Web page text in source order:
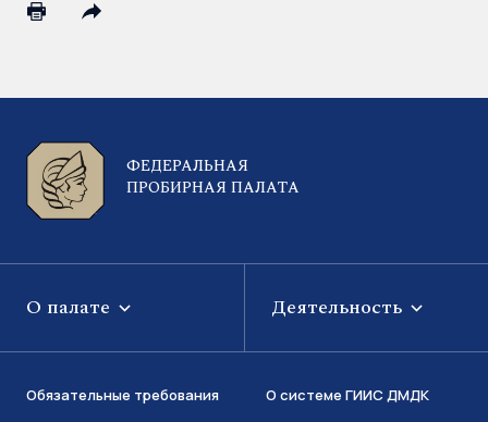
ФЕДЕРАЛЬНАЯ
ПРОБИРНАЯ ПАЛАТА
О палате Деятельность
Обязательные требования О системе ГИИС ДМДК